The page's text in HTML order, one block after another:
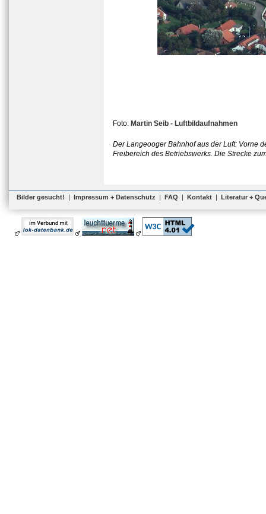
Foto: Martin Seib - Luftbildaufnahmen
Der Langeooger Bahnhof aus der Luft: Vorne
Freibereich des Betriebswerks. Die Strecke
Bilder gesucht! | Impressum + Datenschutz | FAQ | Kontakt | Literatur +